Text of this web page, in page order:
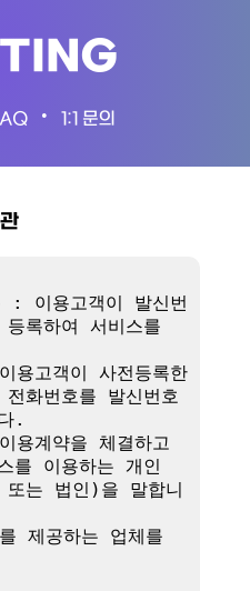
• 1:1 문의
: 이용고객이 발신번
록하여 서비스를
고객이 사전등록한
화번호를 발신번호
.
계약을 체결하고
를 이용하는 개인
또는 법인)을 말합니
제공하는 업체를